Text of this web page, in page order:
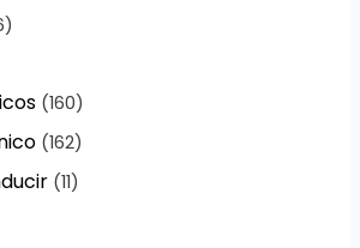
(160)
(162)
(11)